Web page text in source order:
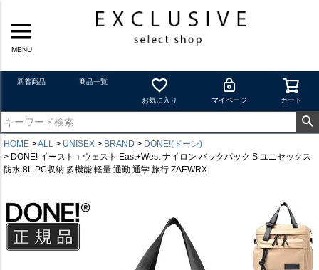
MENU
新着商品 商品一覧
お気に入り マイページ カート
HOME ALL UNISEX BRAND
DONE!(ドーン)
DONE! イースト＋ウェスト East+West ナイロン バックパック S ユニセックス
防水 8L PC収納 多機能 軽量 通勤 通学 旅行 ZAEWRX